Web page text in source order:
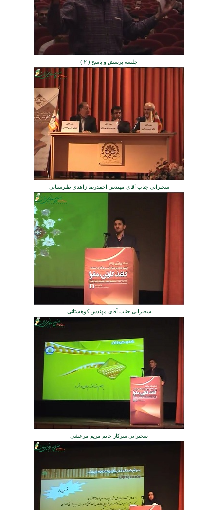
جلسه پرسش و پاسخ ( ۲ )
سخنرانی جناب آقای مهندس احمدرضا زاهدی طبرستانی
سخنرانی جناب آقای مهندس کوهستانی
سخنرانی سرکار خانم مریم مرعشی